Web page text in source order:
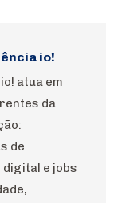
io!
atua em
da
de
e jobs